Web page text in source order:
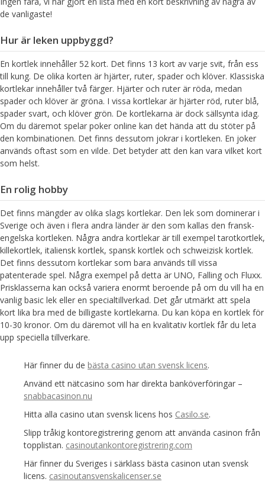
de vanligaste!
Hur är leken uppbyggd?
En kortlek innehåller 52 kort. Det finns 13 kort av varje svit, från ess
till kung. De olika korten är hjärter, ruter, spader och klöver. Klassiska
kortlekar innehåller två färger. Hjärter och ruter är röda, medan
spader och klöver är gröna. I vissa kortlekar är hjärter röd, ruter blå,
spader svart, och klöver grön. De kortlekarna är dock sällsynta idag.
Om du däremot spelar poker online kan det hända att du stöter på
den kombinationen. Det finns dessutom jokrar i kortleken. En joker
används oftast som en vilde. Det betyder att den kan vara vilket kort
som helst.
En rolig hobby
Det finns mängder av olika slags kortlekar. Den lek som dominerar i
Sverige och även i flera andra länder är den som kallas den fransk-
engelska kortleken. Några andra kortlekar är till exempel tarotkortlek,
killekortlek, italiensk kortlek, spansk kortlek och schweizisk kortlek.
Det finns dessutom kortlekar som bara används till vissa
patenterade spel. Några exempel på detta är UNO, Falling och Fluxx.
Prisklasserna kan också variera enormt beroende på om du vill ha en
vanlig basic lek eller en specialtillverkad. Det går utmärkt att spela
kort lika bra med de billigaste kortlekarna. Du kan köpa en kortlek för
10-30 kronor. Om du däremot vill ha en kvalitativ kortlek får du leta
upp speciella tillverkare.
Här finner du de bästa casino utan svensk licens.
Använd ett nätcasino som har direkta banköverföringar –
snabbacasinon.nu
Hitta alla casino utan svensk licens hos Casilo.se.
Slipp tråkig kontoregistrering genom att använda casinon från
topplistan. casinoutankontoregistrering.com
Här finner du Sveriges i särklass bästa casinon utan svensk
licens. casinoutansvenskalicenser.se